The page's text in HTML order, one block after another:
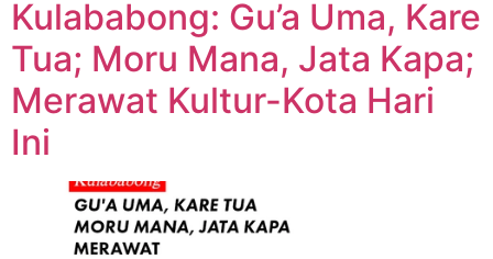
Kulababong: Gu’a Uma, Kare
Tua; Moru Mana, Jata Kapa;
Merawat Kultur-Kota Hari
Ini